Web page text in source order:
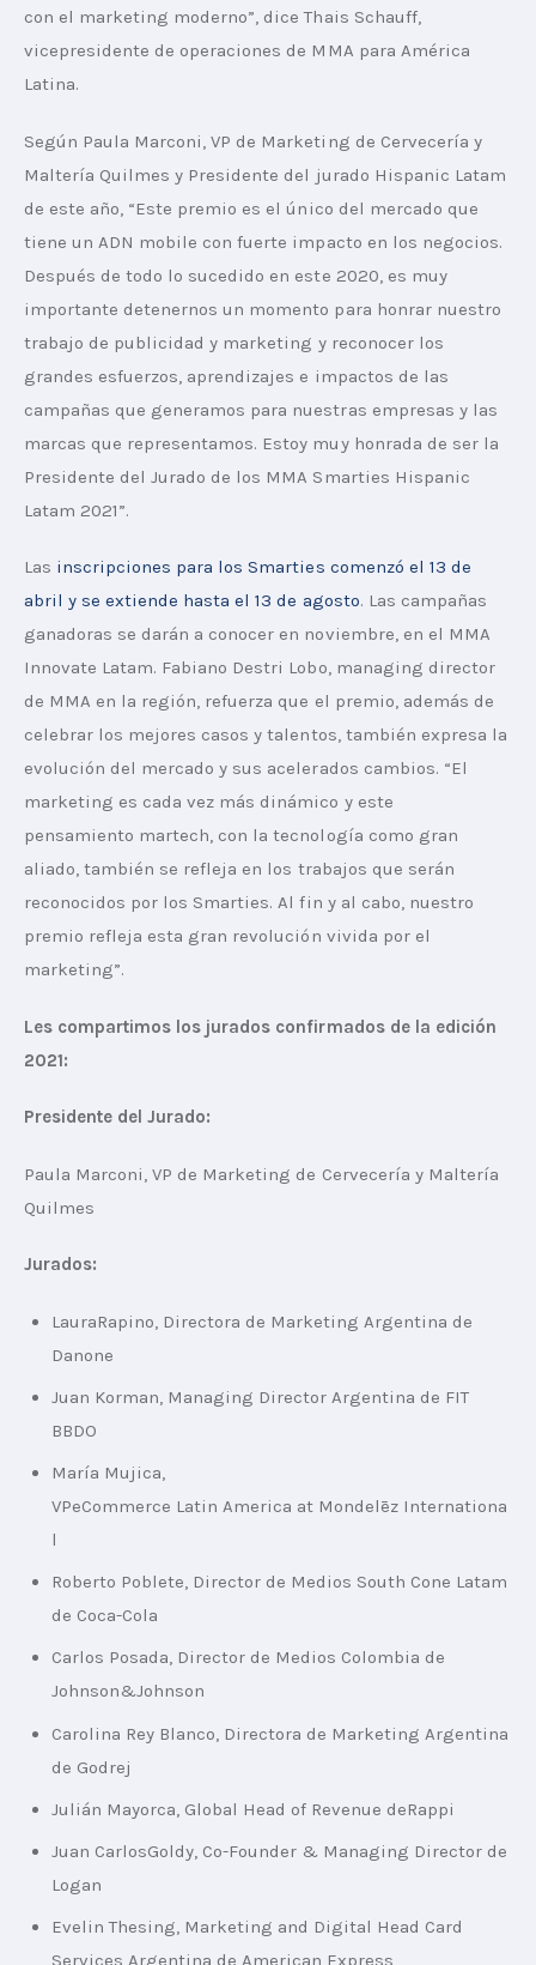
con el marketing moderno”, dice Thais Schauff,
vicepresidente de operaciones de MMA para América
Latina.
Según Paula Marconi, VP de Marketing de Cervecería y
Maltería Quilmes y Presidente del jurado Hispanic Latam
de este año, “Este premio es el único del mercado que
tiene un ADN mobile con fuerte impacto en los negocios.
Después de todo lo sucedido en este 2020, es muy
importante detenernos un momento para honrar nuestro
trabajo de publicidad y marketing y reconocer los
grandes esfuerzos, aprendizajes e impactos de las
campañas que generamos para nuestras empresas y las
marcas que representamos. Estoy muy honrada de ser la
Presidente del Jurado de los MMA Smarties Hispanic
Latam 2021”.
Las inscripciones para los Smarties comenzó el 13 de
abril y se extiende hasta el 13 de agosto. Las campañas
ganadoras se darán a conocer en noviembre, en el MMA
Innovate Latam. Fabiano Destri Lobo, managing director
de MMA en la región, refuerza que el premio, además de
celebrar los mejores casos y talentos, también expresa la
evolución del mercado y sus acelerados cambios. “El
marketing es cada vez más dinámico y este
pensamiento martech, con la tecnología como gran
aliado, también se refleja en los trabajos que serán
reconocidos por los Smarties. Al fin y al cabo, nuestro
premio refleja esta gran revolución vivida por el
marketing”.
Les compartimos los jurados confirmados de la edición
2021:
Presidente del Jurado:
Paula Marconi, VP de Marketing de Cervecería y Maltería
Quilmes
Jurados:
LauraRapino, Directora de Marketing Argentina de
Danone
Juan Korman, Managing Director Argentina de FIT
BBDO
María Mujica,
VPeCommerce Latin America at Mondelēz Internationa
l
Roberto Poblete, Director de Medios South Cone Latam
de Coca-Cola
Carlos Posada, Director de Medios Colombia de
Johnson&Johnson
Carolina Rey Blanco, Directora de Marketing Argentina
de Godrej
Julián Mayorca, Global Head of Revenue deRappi
Juan CarlosGoldy, Co-Founder & Managing Director de
Logan
Evelin Thesing, Marketing and Digital Head Card
Services Argentina de American Express